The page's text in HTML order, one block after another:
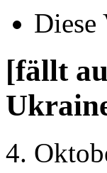
Diese
[fällt
4.